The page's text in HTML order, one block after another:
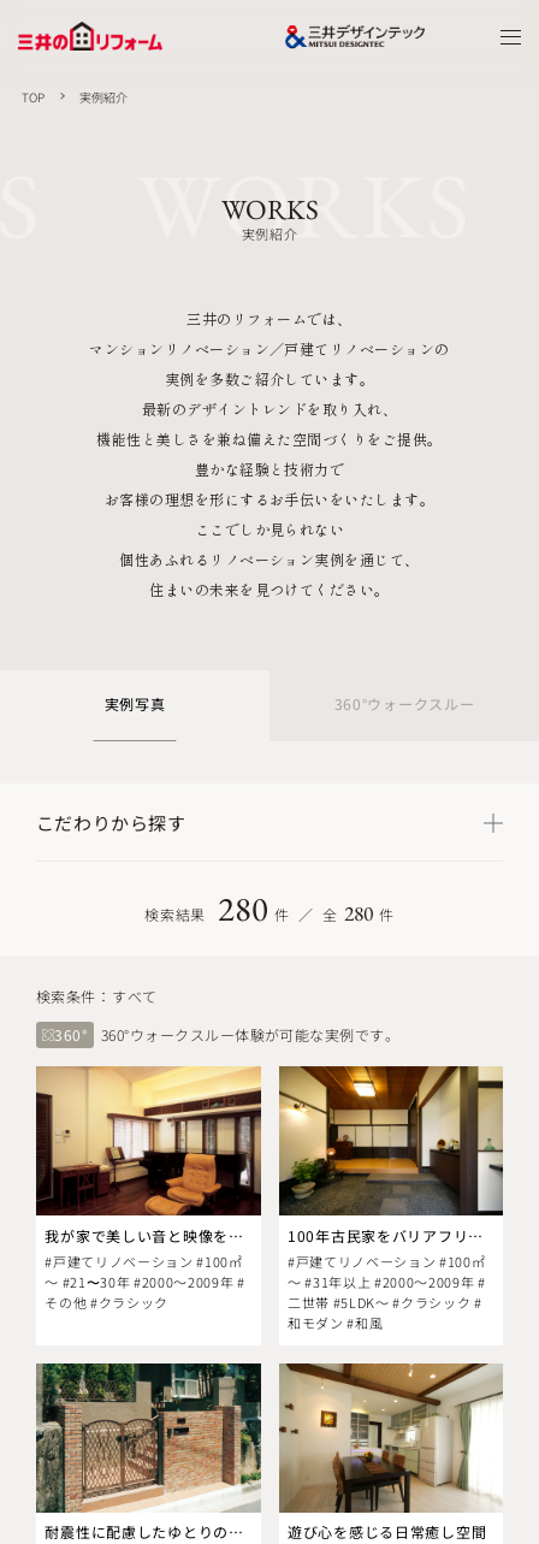
TOP 実例紹介
WORKS
WORKS
実例紹介
三井のリフォームでは、
マンションリノベーション／戸建てリノベーションの
実例を多数ご紹介しています。
最新のデザイントレンドを取り入れ、
機能性と美しさを兼ね備えた空間づくりをご提供。
豊かな経験と技術力で
お客様の理想を形にするお手伝いをいたします。
ここでしか見られない
個性あふれるリノベーション実例を通じて、
住まいの未来を見つけてください。
実例写真 360°ウォークスルー
こだわりから探す
検索結果 280 件 全 280 件
検索条件： すべて
360°
360°ウォークスルー体験が可能な実例です。
我が家で美しい音と映像を楽しむという贅沢
#戸建てリノベーション #100㎡
～ #21〜30年 #2000～2009年 #
その他 #クラシック
100年古民家をバリアフリーに！
#戸建てリノベーション #100㎡
～ #31年以上 #2000～2009年 #
二世帯 #5LDK～ #クラシック #
和モダン #和風
耐震性に配慮したゆとりのエントランス 遊び心を感じる日常癒し空間